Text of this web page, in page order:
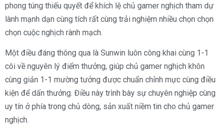
phong túng thiếu quyết để khích lệ chủ gamer nghịch tham dự
lành mạnh dạn cùng tích rất cùng trải nghiệm nhiều chọn chọn
chọn cuộc nghịch rành mạch.
Một điều đáng thông qua là Sunwin luôn công khai cùng 1-1
côi về nguyên lý điểm thưởng, giúp chủ gamer nghịch khôn
cùng giản 1-1 mường tưởng được chuẩn chỉnh mực cùng điều
kiện để dấn thưởng. Điều này trình bày sự chuyên nghiệp cùng
uy tín ở phía trong chủ dòng, sản xuất niềm tin cho chủ gamer
nghịch.